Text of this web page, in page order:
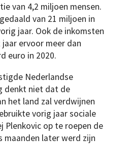
van 4,2 miljoen mensen.
van 21 miljoen in
jaar. Ook de inkomsten
ervoor meer dan
euro in 2020.
Nederlandse
denkt niet dat de
het land zal verdwijnen
vorig jaar sociale
Plenkovic op te roepen de
maanden later werd zijn